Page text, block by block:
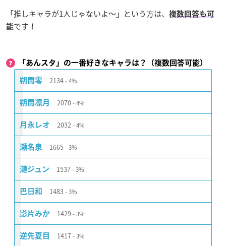
「推しキャラが1人じゃないよ〜」という方は、
複数回答も可
能です！
「あんスタ」の一番好きなキャラは？（複数回答可能）
朔間零 2134 4%
朔間凛月 2070 4%
月永レオ 2032 4%
瀬名泉 1665 3%
漣ジュン 1537 3%
巴日和 1483 3%
影片みか 1429 3%
逆先夏目 1417 3%